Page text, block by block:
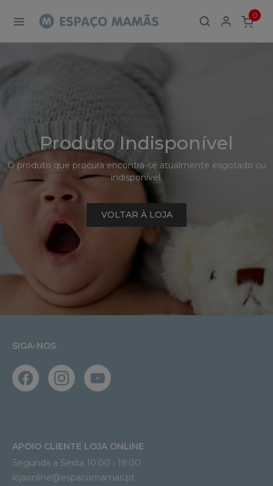
Detalhe
de
Produto
-
Produto
0
ITEMS
Produto Indisponível
O produto que procura encontra-se atualmente esgotado ou
indisponível.
VOLTAR À LOJA
SIGA-NOS
APOIO CLIENTE LOJA ONLINE
Segunda a Sexta 10:00 › 19:00
lojaonline@espacomamas.pt